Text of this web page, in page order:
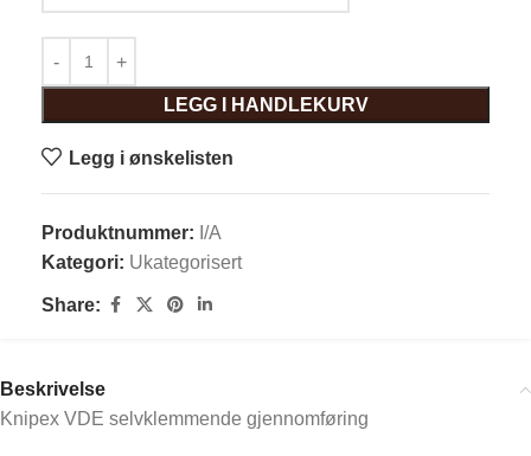
LEGG I HANDLEKURV
Legg i ønskelisten
Produktnummer: I/A
Kategori: Ukategorisert
Share:
Beskrivelse
Knipex VDE selvklemmende gjennomføring